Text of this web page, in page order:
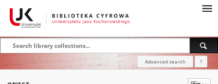
Advanced search ?